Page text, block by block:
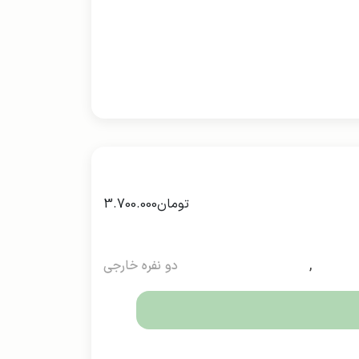
تومان3.700.000
, دو نفره خارجی